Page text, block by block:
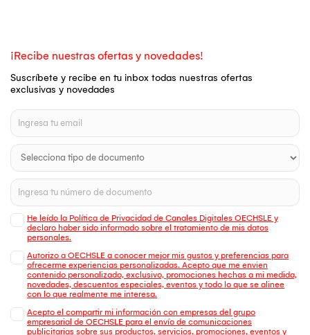
¡Recibe nuestras ofertas y novedades!
Suscríbete y recibe en tu inbox todas nuestras ofertas
exclusivas y novedades
He leído la Política de Privacidad de Canales Digitales OECHSLE y
declaro haber sido informado sobre el tratamiento de mis datos
personales.
Autorizo a OECHSLE a conocer mejor mis gustos y preferencias para
ofrecerme experiencias personalizadas. Acepto que me envien
contenido personalizado, exclusivo, promociones hechas a mi medida,
novedades, descuentos especiales, eventos y todo lo que se alinee
con lo que realmente me interesa.
Acepto el compartir mi información con empresas del grupo
empresarial de OECHSLE para el envío de comunicaciones
publicitarias sobre sus productos, servicios, promociones, eventos y